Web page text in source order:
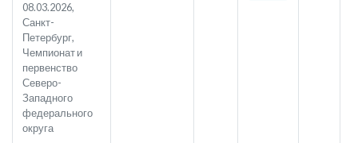
08.03.2026,
Санкт-
Петербург,
Чемпионат и
первенство
Северо-
Западного
федерального
округа